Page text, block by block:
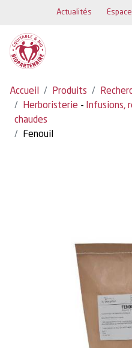
Actualités
Accueil Produits
Herboristerie - Infusions,
chaudes
Fenouil